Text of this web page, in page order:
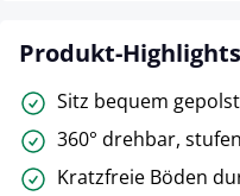
Produkt-Highlights
Sitz bequem
360° drehbar,
Kratzfreie Böden